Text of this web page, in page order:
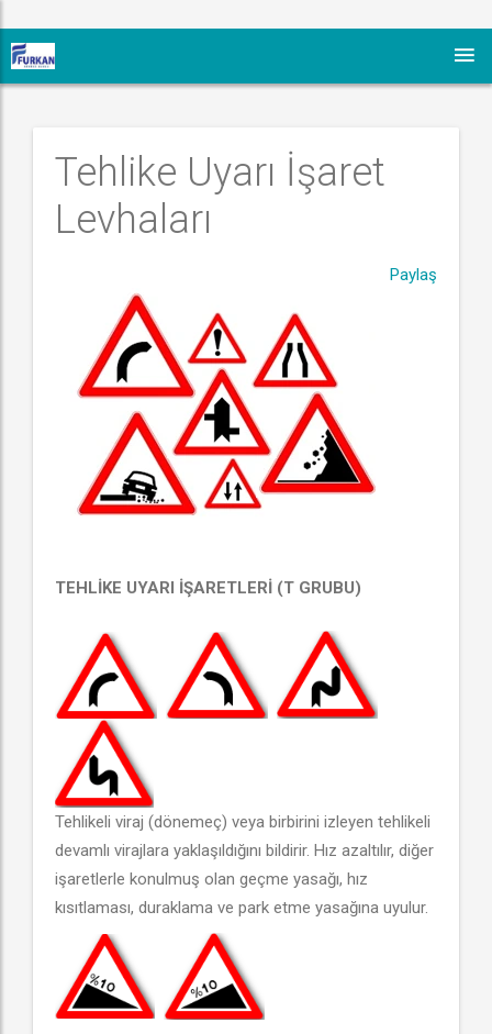
Tehlike Uyarı İşaret
Levhaları
Paylaş
TEHLİKE UYARI İŞARETLERİ (T GRUBU)
Tehlikeli viraj (dönemeç) veya birbirini izleyen tehlikeli
devamlı virajlara yaklaşıldığını bildirir. Hız azaltılır, diğer
işaretlerle konulmuş olan geçme yasağı, hız
kısıtlaması, duraklama ve park etme yasağına uyulur.